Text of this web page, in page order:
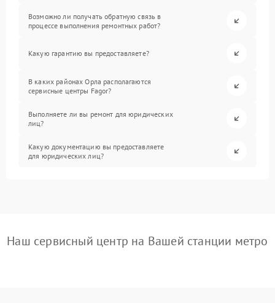
Возможно ли получать обратную связь в
процессе выполнения ремонтных работ?
Какую гарантию вы предоставляете?
В каких районах Орла располагаются
сервисные центры Fagor?
Выполняете ли вы ремонт для юридических
лиц?
Какую документацию вы предоставляете
для юридических лиц?
Наш сервисный центр на Вашей станции метро